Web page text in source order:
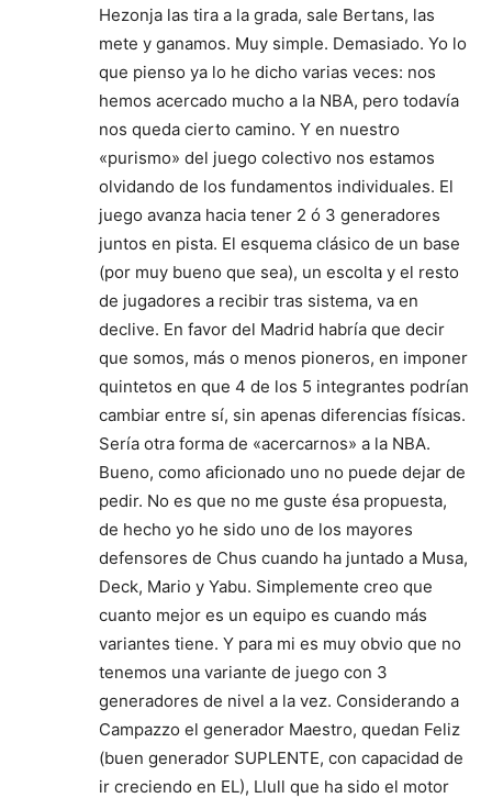
Hezonja las tira a la grada, sale Bertans, las
mete y ganamos. Muy simple. Demasiado. Yo lo
que pienso ya lo he dicho varias veces: nos
hemos acercado mucho a la NBA, pero todavía
nos queda cierto camino. Y en nuestro
«purismo» del juego colectivo nos estamos
olvidando de los fundamentos individuales. El
juego avanza hacia tener 2 ó 3 generadores
juntos en pista. El esquema clásico de un base
(por muy bueno que sea), un escolta y el resto
de jugadores a recibir tras sistema, va en
declive. En favor del Madrid habría que decir
que somos, más o menos pioneros, en imponer
quintetos en que 4 de los 5 integrantes podrían
cambiar entre sí, sin apenas diferencias físicas.
Sería otra forma de «acercarnos» a la NBA.
Bueno, como aficionado uno no puede dejar de
pedir. No es que no me guste ésa propuesta,
de hecho yo he sido uno de los mayores
defensores de Chus cuando ha juntado a Musa,
Deck, Mario y Yabu. Simplemente creo que
cuanto mejor es un equipo es cuando más
variantes tiene. Y para mi es muy obvio que no
tenemos una variante de juego con 3
generadores de nivel a la vez. Considerando a
Campazzo el generador Maestro, quedan Feliz
(buen generador SUPLENTE, con capacidad de
ir creciendo en EL), Llull que ha sido el motor